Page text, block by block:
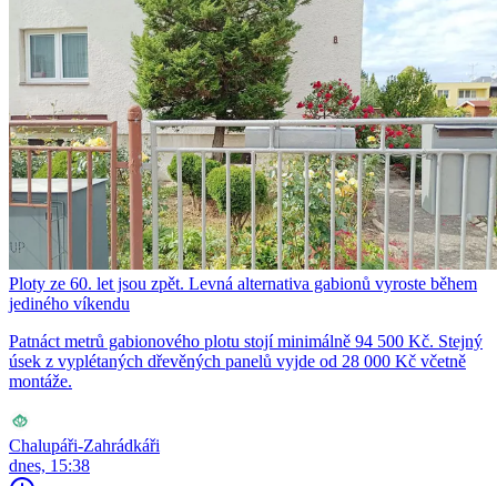
Ploty ze 60. let jsou zpět. Levná alternativa gabionů vyroste během
jediného víkendu
Patnáct metrů gabionového plotu stojí minimálně 94 500 Kč. Stejný
úsek z vyplétaných dřevěných panelů vyjde od 28 000 Kč včetně
montáže.
Chalupáři-Zahrádkáři
dnes, 15:38